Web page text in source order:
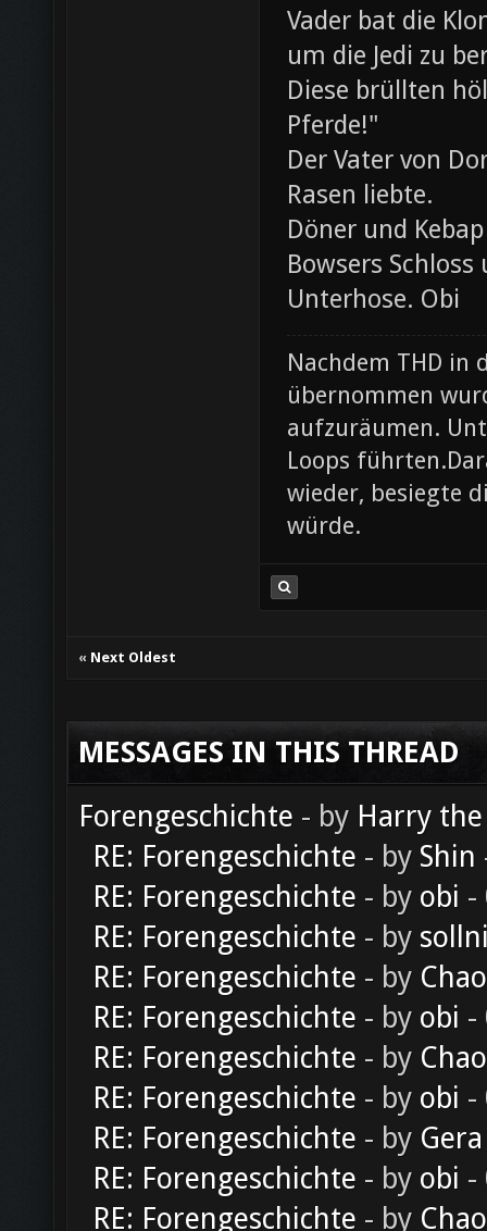
Vader bat die
um die Jedi zu
Diese brüllten
Pferde!"
Der Vater von
Rasen liebte.
Döner und
Bowsers
Unterhose. Obi
Nachdem THD in
übernommen
aufzuräumen.
Loops
wieder, besiegte
würde.
« Next Oldest
MESSAGES IN THIS THREAD
Forengeschichte - by Harry
RE: Forengeschichte - by Shin
RE: Forengeschichte - by obi -
RE: Forengeschichte - by
RE: Forengeschichte - by
RE: Forengeschichte - by obi -
RE: Forengeschichte - by
RE: Forengeschichte - by obi -
RE: Forengeschichte - by Gera
RE: Forengeschichte - by obi -
RE: Forengeschichte - by